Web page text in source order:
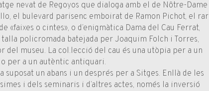
nevat de Regoyos que dialoga amb el de Nôtre-Dame
el bulevard parisenc emboirat de Ramon Pichot, el rar
«faixes o cintes», o d’enigmàtica Dama del Cau Ferrat,
policromada batejada per Joaquim Folch i Torres,
del museu. La col.lecció del cau és una utòpia per a un
per a un autèntic antiquari.
suposat un abans i un després per a Sitges. Enllà de les
i dels seminaris i d’altres actes, només la inversió